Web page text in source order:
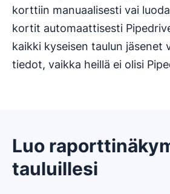
korttiin manuaalisesti vai
kortit automaattisesti
kaikki kyseisen taulun jäsenet
tiedot, vaikka heillä ei olisi
Luo
tauluillesi